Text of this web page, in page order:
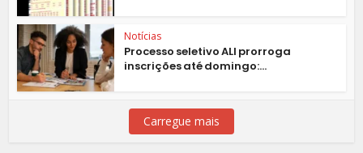
Notícias
Processo seletivo ALI prorroga
inscrições até domingo:...
Carregue mais